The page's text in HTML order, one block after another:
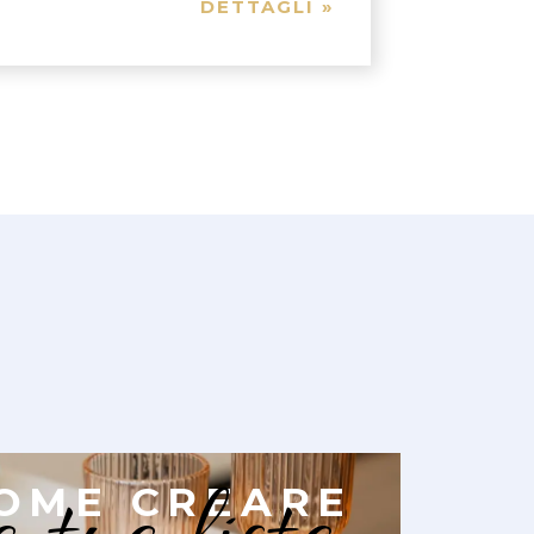
DETTAGLI »
CREARE